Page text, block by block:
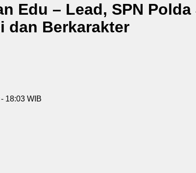
Edu – Lead, SPN
dan Berkarakter
18:03 WIB